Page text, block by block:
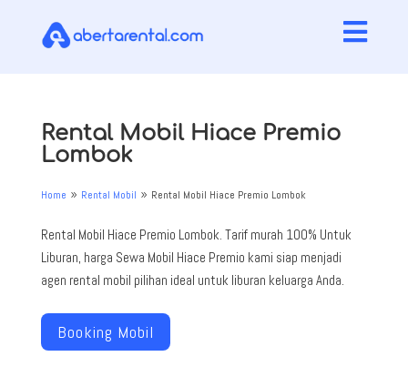

Rental Mobil Hiace Premio
Lombok
Home 9 Rental Mobil 9 Rental Mobil Hiace Premio Lombok
Rental Mobil Hiace Premio Lombok. Tarif murah 100% Untuk
Liburan, harga Sewa Mobil Hiace Premio kami siap menjadi
agen rental mobil pilihan ideal untuk liburan keluarga Anda.
Booking Mobil